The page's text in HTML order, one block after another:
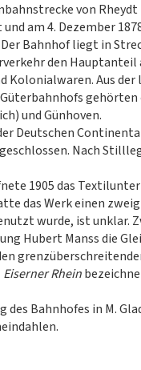
von
am 4. Dezember
Bahnhof liegt in
den
Kolonialwaren. Aus
Güterbahnhofs
und Günhoven.
Deutschen
Nach
1905 das
das Werk einen
wurde, ist unklar.
Hubert Manss die
Eiserner Rhein
des Bahnhofes in M.